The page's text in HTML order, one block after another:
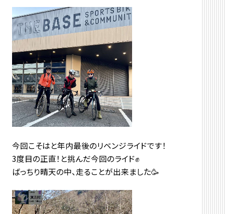
今回こそはと年内最後のリベンジライドです！
3度目の正直！と挑んだ今回のライド✊
ばっちり晴天の中、走ることが出来ました🥳